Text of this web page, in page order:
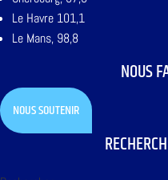
Le Havre 101,1
Le Mans, 98,8
NOUS
NOUS SOUTENIR